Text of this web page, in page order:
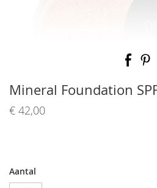
begin
van
de
afbeeldingen-
Mineral Foundation
€ 42,00
Aantal